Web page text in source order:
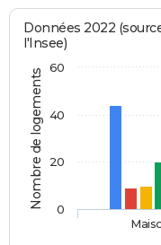
Nombre de logements
Données 2022
l'Insee)
0
20
40
60